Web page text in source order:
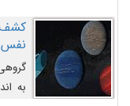
کشف
به